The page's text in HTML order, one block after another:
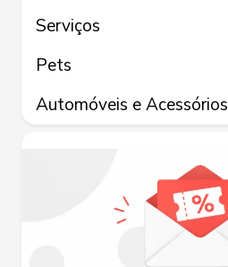
Serviços
Pets
Automóveis e Acessórios